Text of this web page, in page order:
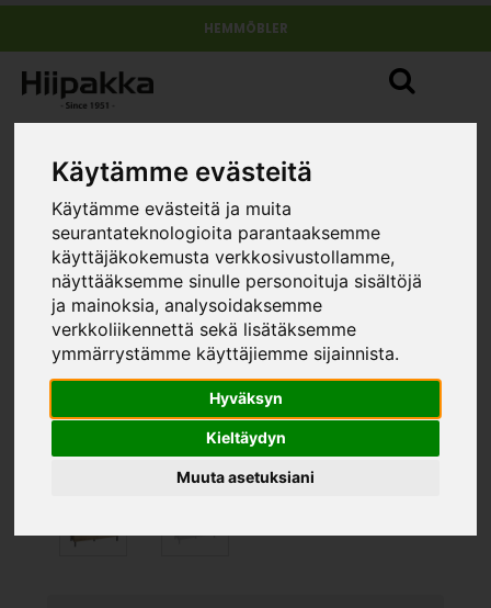
Käytämme evästeitä
Käytämme evästeitä ja muita
seurantateknologioita parantaaksemme
käyttäjäkokemusta verkkosivustollamme,
näyttääksemme sinulle personoituja sisältöjä
ja mainoksia, analysoidaksemme
verkkoliikennettä sekä lisätäksemme
ymmärrystämme käyttäjiemme sijainnista.
Hyväksyn
Kieltäydyn
Muuta asetuksiani
HEMMÖBLER